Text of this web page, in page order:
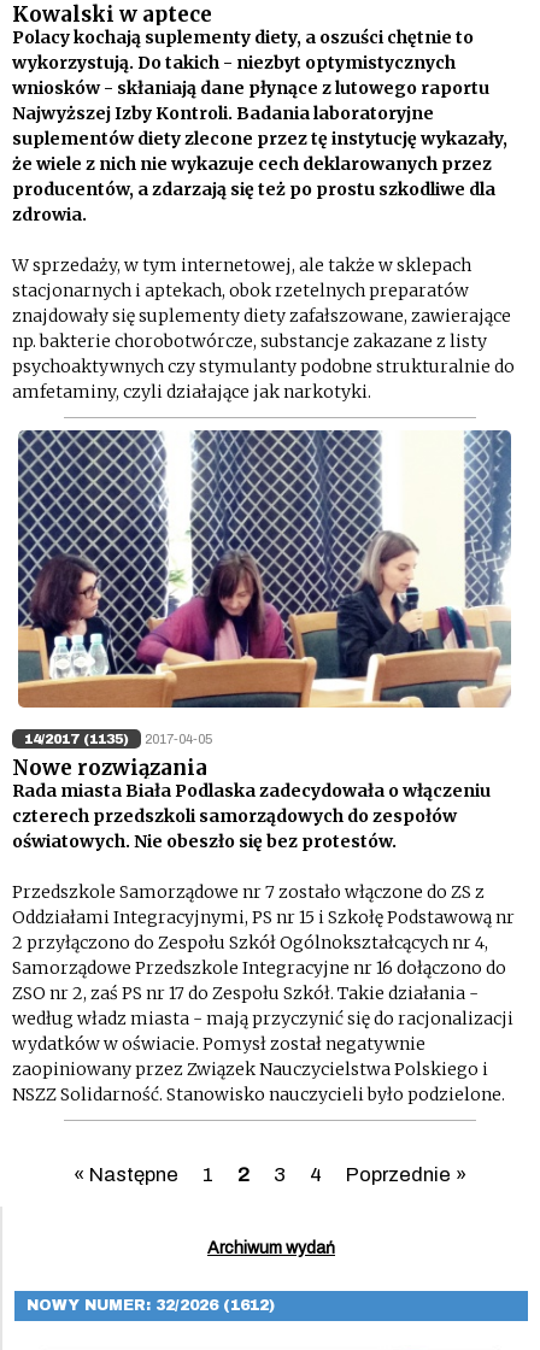
Kowalski w aptece
Polacy kochają suplementy diety, a oszuści chętnie to
wykorzystują. Do takich - niezbyt optymistycznych
wniosków - skłaniają dane płynące z lutowego raportu
Najwyższej Izby Kontroli. Badania laboratoryjne
suplementów diety zlecone przez tę instytucję wykazały,
że wiele z nich nie wykazuje cech deklarowanych przez
producentów, a zdarzają się też po prostu szkodliwe dla
zdrowia.
W sprzedaży, w tym internetowej, ale także w sklepach
stacjonarnych i aptekach, obok rzetelnych preparatów
znajdowały się suplementy diety zafałszowane, zawierające
np. bakterie chorobotwórcze, substancje zakazane z listy
psychoaktywnych czy stymulanty podobne strukturalnie do
amfetaminy, czyli działające jak narkotyki.
14/2017 (1135) 2017-04-05
Nowe rozwiązania
Rada miasta Biała Podlaska zadecydowała o włączeniu
czterech przedszkoli samorządowych do zespołów
oświatowych. Nie obeszło się bez protestów.
Przedszkole Samorządowe nr 7 zostało włączone do ZS z
Oddziałami Integracyjnymi, PS nr 15 i Szkołę Podstawową nr
2 przyłączono do Zespołu Szkół Ogólnokształcących nr 4,
Samorządowe Przedszkole Integracyjne nr 16 dołączono do
ZSO nr 2, zaś PS nr 17 do Zespołu Szkół. Takie działania -
według władz miasta - mają przyczynić się do racjonalizacji
wydatków w oświacie. Pomysł został negatywnie
zaopiniowany przez Związek Nauczycielstwa Polskiego i
NSZZ Solidarność. Stanowisko nauczycieli było podzielone.
« Następne 1 2 3 4 Poprzednie »
Archiwum wydań
NOWY NUMER: 32/2026 (1612)